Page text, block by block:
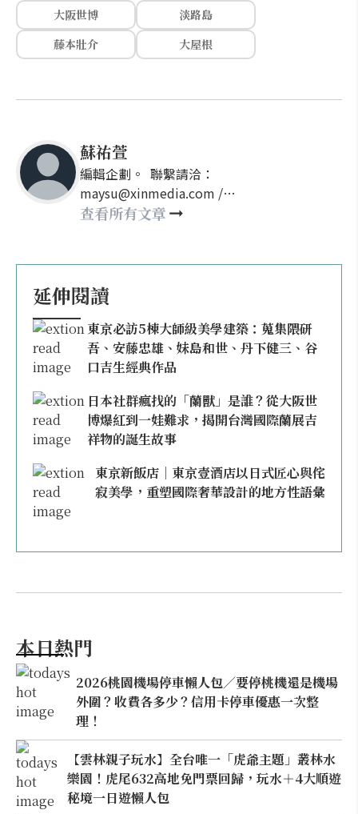
大阪世博
淡路島
藤本壯介
大屋根
蘇祐萱
編輯企劃。 聯繫請洽：
maysu@xinmedia.com /
may860527@gmail.com
查看所有文章
延伸閱讀
東京必訪5棟大師級美學建築：蒐集隈研
吾、安藤忠雄、妹島和世、丹下健三、谷
口吉生經典作品
日本社群瘋找的「蘭獸」是誰？從大阪世
博爆紅到一娃難求，揭開台灣國際蘭展吉
祥物的誕生故事
東京新飯店｜東京壹酒店以日式匠心與侘
寂美學，重塑國際奢華設計的地方性語彙
本日熱門
2026桃園機場停車懶人包／要停桃機還是機場
外圍？收費各多少？信用卡停車優惠一次整
理！
【雲林親子玩水】全台唯一「虎爺主題」叢林水
樂園！虎尾632高地免門票回歸，玩水＋4大順遊
秘境一日遊懶人包